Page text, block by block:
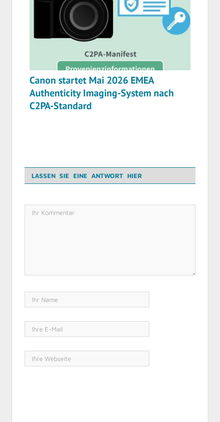
Canon startet Mai 2026 EMEA
Authenticity Imaging-System nach
C2PA-Standard
LASSEN SIE EINE ANTWORT HIER